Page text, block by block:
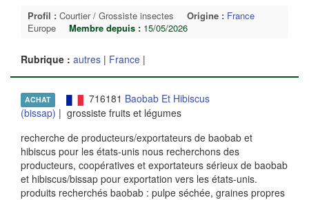
Profil : Courtier / Grossiste insectes Origine : France
Europe
Membre depuis : 15/05/2026
Rubrique : autres | France |
ACHAT 716181 Baobab Et Hibiscus
(bissap) | grossiste fruits et légumes
recherche de producteurs/exportateurs de baobab et
hibiscus pour les états-unis nous recherchons des
producteurs, coopératives et exportateurs sérieux de baobab
et hibiscus/bissap pour exportation vers les états-unis.
produits recherchés baobab : pulpe séchée, graines propres